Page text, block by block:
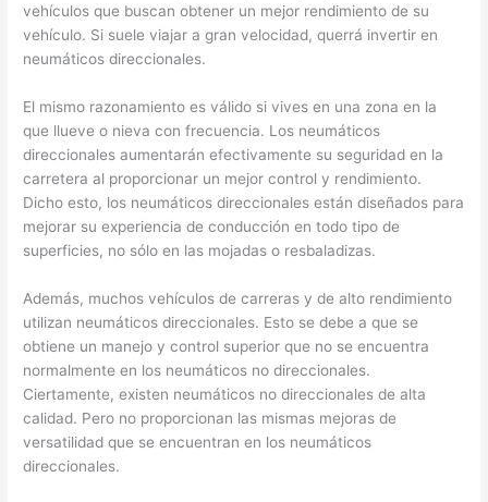
vehículos que buscan obtener un mejor rendimiento de su
vehículo. Si suele viajar a gran velocidad, querrá invertir en
neumáticos direccionales.
El mismo razonamiento es válido si vives en una zona en la
que llueve o nieva con frecuencia. Los neumáticos
direccionales aumentarán efectivamente su seguridad en la
carretera al proporcionar un mejor control y rendimiento.
Dicho esto, los neumáticos direccionales están diseñados para
mejorar su experiencia de conducción en todo tipo de
superficies, no sólo en las mojadas o resbaladizas.
Además, muchos vehículos de carreras y de alto rendimiento
utilizan neumáticos direccionales. Esto se debe a que se
obtiene un manejo y control superior que no se encuentra
normalmente en los neumáticos no direccionales.
Ciertamente, existen neumáticos no direccionales de alta
calidad. Pero no proporcionan las mismas mejoras de
versatilidad que se encuentran en los neumáticos
direccionales.